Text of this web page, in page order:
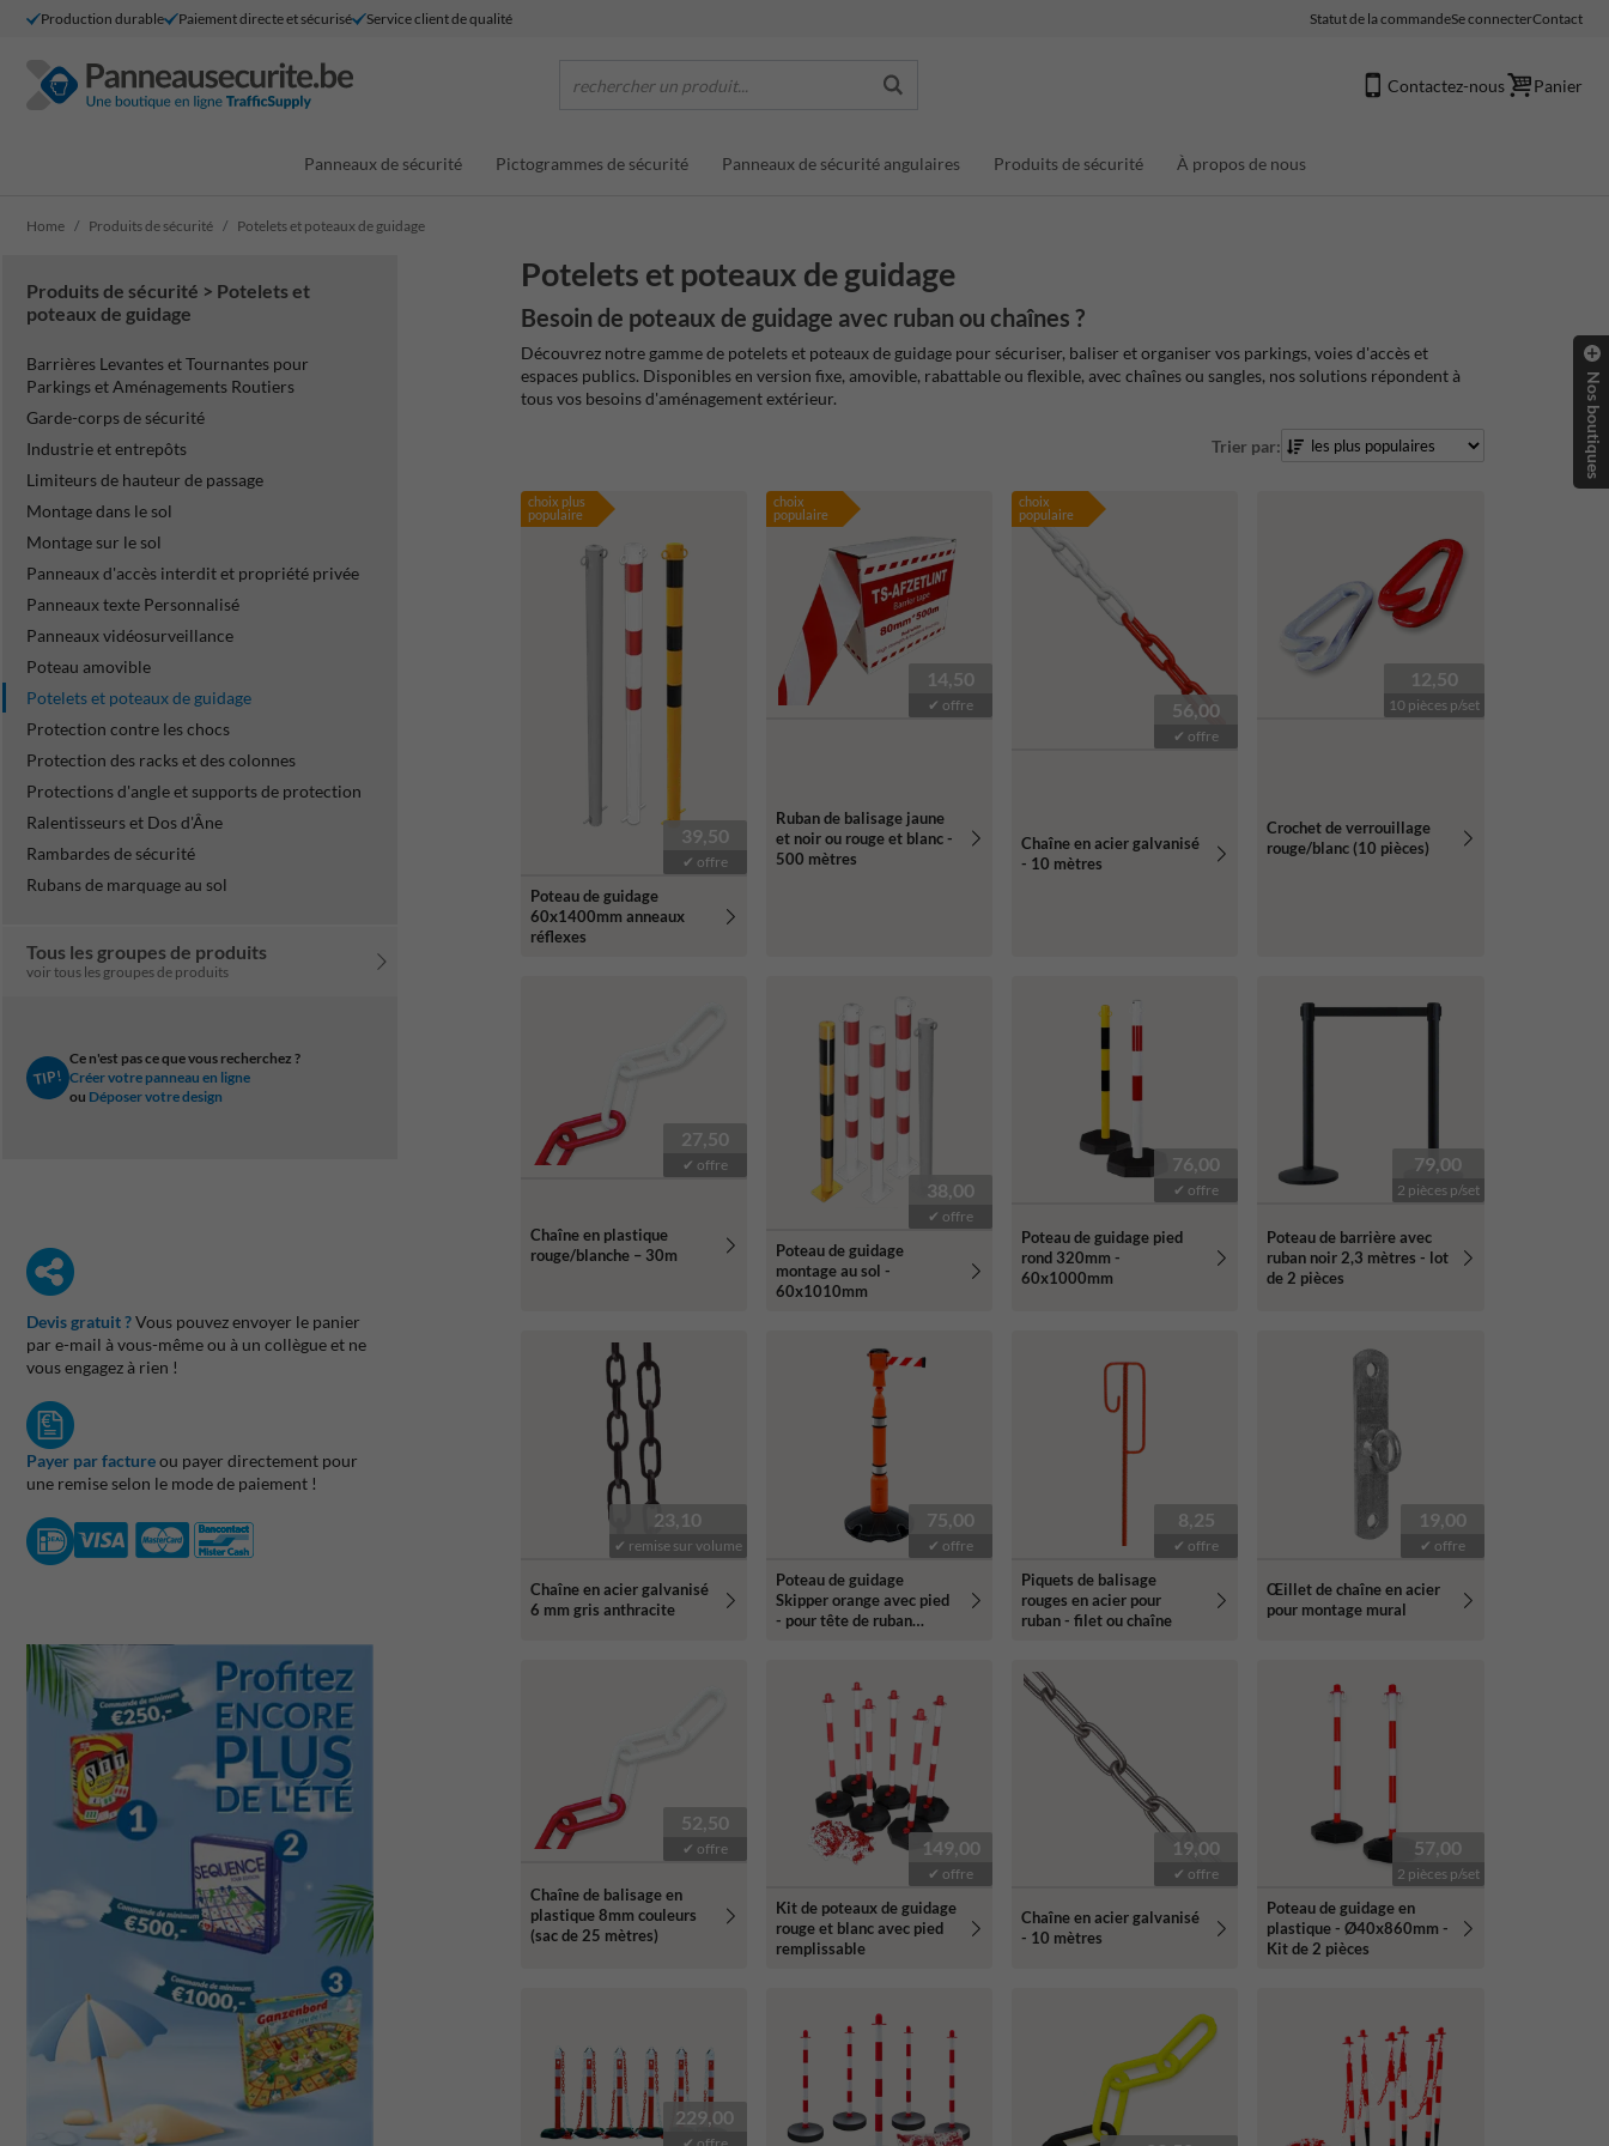
Production durable Paiement directe et sécurisé Service client de qualité Statut de la commandeSe connecterContact
rechercher un produit... Contactez-nous Panier
Panneaux de sécurité Pictogrammes de sécurité Panneaux de sécurité angulaires Produits de sécurité À propos de nous
Home Produits de sécurité Potelets et poteaux de guidage
Produits de sécurité > Potelets et
poteaux de guidage
Barrières Levantes et Tournantes pour
Parkings et Aménagements Routiers
Garde-corps de sécurité
Industrie et entrepôts
Limiteurs de hauteur de passage
Montage dans le sol
Montage sur le sol
Panneaux d'accès interdit et propriété privée
Panneaux texte Personnalisé
Panneaux vidéosurveillance
Poteau amovible
Potelets et poteaux de guidage
Protection contre les chocs
Protection des racks et des colonnes
Protections d'angle et supports de protection
Ralentisseurs et Dos d'Âne
Rambardes de sécurité
Rubans de marquage au sol
Tous les groupes de produits
voir tous les groupes de produits
TIP!
Ce n'est pas ce que vous recherchez ?
Créer votre panneau en ligne
ou Déposer votre design
Devis gratuit ?Vous pouvez envoyer le panier
par e-mail à vous-même ou à un collègue et ne
vous engagez à rien !
Payer par factureou payer directement pour
une remise selon le mode de paiement !
Potelets et poteaux de guidage
Besoin de poteaux de guidage avec ruban ou chaînes ?
Découvrez notre gamme de potelets et poteaux de guidage pour sécuriser, baliser et organiser vos parkings, voies d'accès et
espaces publics. Disponibles en version fixe, amovible, rabattable ou flexible, avec chaînes ou sangles, nos solutions répondent à
tous vos besoins d'aménagement extérieur.
Trier par:
choix plus
populaire
39,50
✔ offre
Poteau de guidage
60x1400mm anneaux
réflexes
choix
populaire
14,50
✔ offre
Ruban de balisage jaune
et noir ou rouge et blanc -
500 mètres
choix
populaire
56,00
✔ offre
Chaîne en acier galvanisé
- 10 mètres
12,50
10 pièces p/set
Crochet de verrouillage
rouge/blanc (10 pièces)
27,50
✔ offre
Chaîne en plastique
rouge/blanche – 30m
38,00
✔ offre
Poteau de guidage
montage au sol -
60x1010mm
76,00
✔ offre
Poteau de guidage pied
rond 320mm -
60x1000mm
79,00
2 pièces p/set
Poteau de barrière avec
ruban noir 2,3 mètres - lot
de 2 pièces
23,10
✔ remise sur volume
Chaîne en acier galvanisé
6 mm gris anthracite
75,00
✔ offre
Poteau de guidage
Skipper orange avec pied
- pour tête de ruban
8,25
✔ offre
Piquets de balisage
rouges en acier pour
ruban - filet ou chaîne
19,00
✔ offre
Œillet de chaîne en acier
pour montage mural
52,50
✔ offre
Chaîne de balisage en
plastique 8mm couleurs
(sac de 25 mètres)
149,00
✔ offre
Kit de poteaux de guidage
rouge et blanc avec pied
remplissable
19,00
✔ offre
Chaîne en acier galvanisé
- 10 mètres
57,00
2 pièces p/set
Poteau de guidage en
plastique - Ø40x860mm -
Kit de 2 pièces
229,00
Nos boutiques